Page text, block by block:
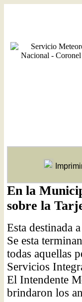
En la
sobre la
Esta destinada
Se esta
todas aquellas
Servicios
El Intendente
brindaron los